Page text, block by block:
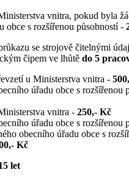
vnitra, pokud byla
obce s rozšířenou působností -
se strojově čitelnými
čipem ve lhůtě do 5
u Ministerstva vnitra -
úřadu obce s rozšířenou
vnitra - 250,- Kč
úřadu obce s rozšířenou
obecního úřadu obce s
Kč
let